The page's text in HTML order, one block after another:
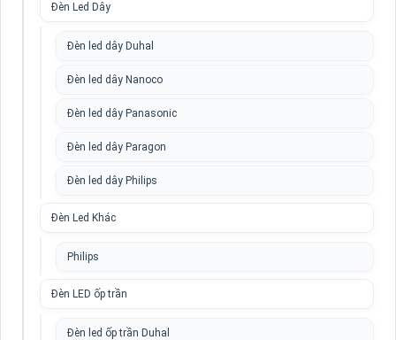
Đèn Led Dây
Đèn led dây Duhal
Đèn led dây Nanoco
Đèn led dây Panasonic
Đèn led dây Paragon
Đèn led dây Philips
Đèn Led Khác
Philips
Đèn LED ốp trần
Đèn led ốp trần Duhal